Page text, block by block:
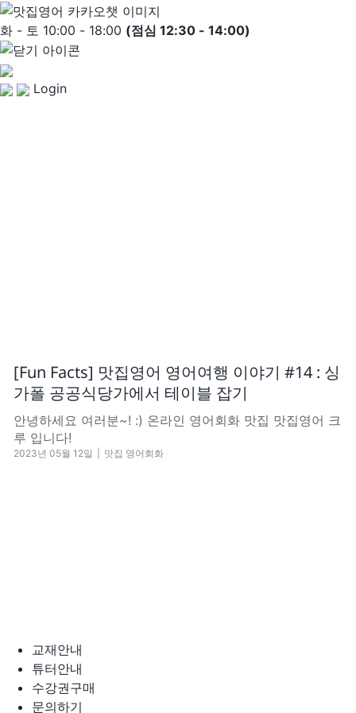
Skip
to
content
화 - 토 10:00 - 18:00 (점심 12:30 - 14:00)
Login
[Fun Facts] 맛집영어 영어여행 이야기 #14 : 싱
가폴 공공식당가에서 테이블 잡기
안녕하세요 여러분~! :) 온라인 영어회화 맛집 맛집영어 크
루 입니다!
2023년 05월 12일 맛집 영어회화
교재안내
튜터안내
수강권구매
문의하기